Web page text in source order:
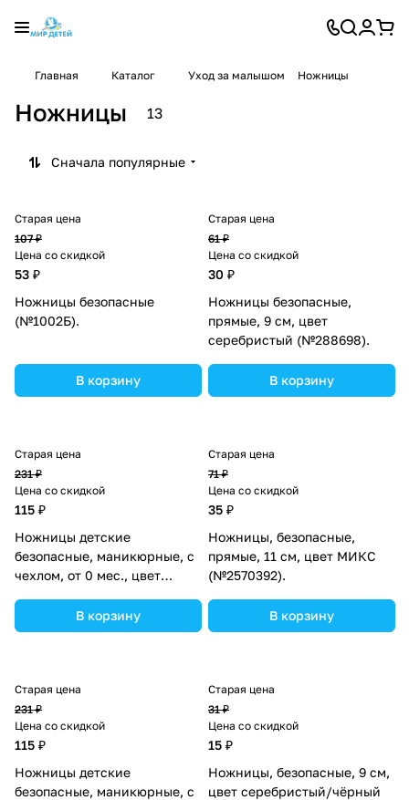
Главная Каталог Уход за малышом Ножницы
Ножницы 13
Сначала популярные
Старая цена
107 ₽
Цена со скидкой
53 ₽
Ножницы безопасные
(№1002Б).
В корзину
Старая цена
61 ₽
Цена со скидкой
30 ₽
Ножницы безопасные,
прямые, 9 см, цвет
серебристый (№288698).
В корзину
Старая цена
231 ₽
Цена со скидкой
115 ₽
Ножницы детские
безопасные, маникюрные, с
чехлом, от 0 мес., цвет
В корзину
Старая цена
71 ₽
Цена со скидкой
35 ₽
Ножницы, безопасные,
прямые, 11 см, цвет МИКС
(№2570392).
В корзину
Старая цена
231 ₽
Цена со скидкой
115 ₽
Ножницы детские
безопасные, маникюрные, с
Старая цена
31 ₽
Цена со скидкой
15 ₽
Ножницы, безопасные, 9 см,
цвет серебристый/чёрный